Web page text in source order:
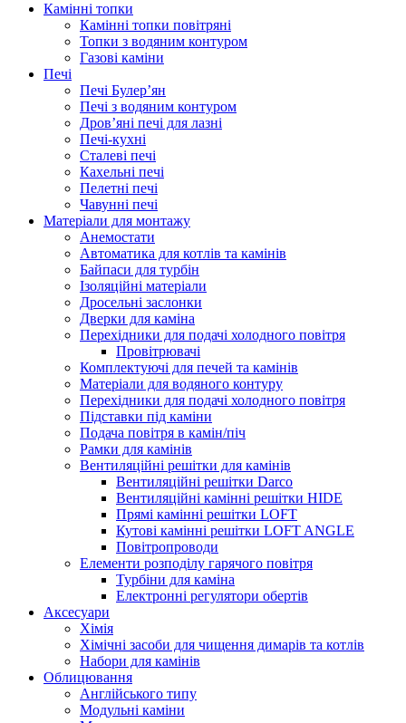
Камінні топки
Камінні топки повітряні
Топки з водяним контуром
Газові каміни
Печі
Печі Булер’ян
Печі з водяним контуром
Дров’яні печі для лазні
Печі-кухні
Сталеві печі
Кахельні печі
Пелетні печі
Чавунні печі
Матеріали для монтажу
Анемостати
Автоматика для котлів та камінів
Байпаси для турбін
Ізоляційні матеріали
Дросельні заслонки
Дверки для каміна
Перехідники для подачі холодного повітря
Провітрювачі
Комплектуючі для печей та камінів
Матеріали для водяного контуру
Перехідники для подачі холодного повітря
Підставки під каміни
Подача повітря в камін/піч
Рамки для камінів
Вентиляційні решітки для камінів
Вентиляційні решітки Darco
Вентиляційні камінні решітки HIDE
Прямі камінні решітки LOFT
Кутові камінні решітки LOFT ANGLE
Повітропроводи
Елементи розподілу гарячого повітря
Турбіни для каміна
Електронні регулятори обертів
Аксесуари
Хімія
Хімічні засоби для чищення димарів та котлів
Набори для камінів
Облицювання
Англійського типу
Модульні каміни